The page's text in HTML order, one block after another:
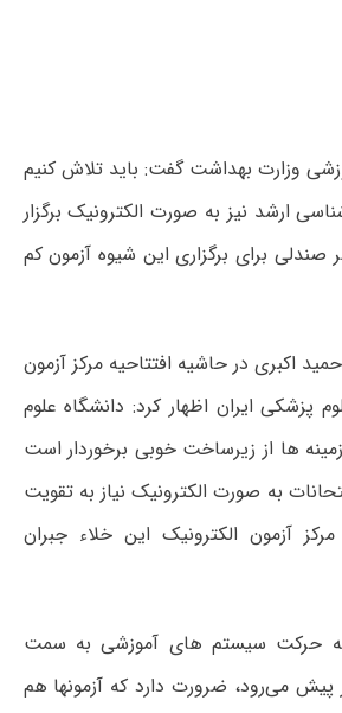
وزارت بهداشت گفت: باید تلاش کنیم
ارشد نیز به صورت الکترونیک برگزار
صندلی برای برگزاری این شیوه آزمون کم
اکبری در حاشیه افتتاحیه مرکز آزمون
پزشکی ایران اظهار کرد: دانشگاه علوم
ها از زیرساخت خوبی برخوردار است
به صورت الکترونیک نیاز به تقویت
آزمون الکترونیک این خلاء جبران
که حرکت سیستم های آموزشی به سمت
پیش می‌رود، ضرورت دارد که آزمونها هم